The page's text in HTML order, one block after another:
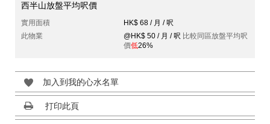
西半山放盤平均呎價
實用面積
HK$ 68 / 月 / 呎
此物業
@HK$ 50 / 月 / 呎 比較同區放盤平均呎
價低26%
加入到我的心水名單
打印此頁